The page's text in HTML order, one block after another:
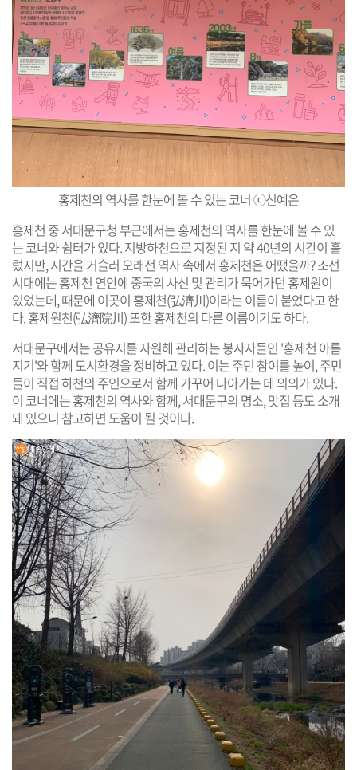
홍제천의 역사를 한눈에 볼 수 있는 코너 ⓒ신예은
홍제천 중 서대문구청 부근에서는 홍제천의 역사를 한눈에 볼 수 있
는 코너와 쉼터가 있다. 지방하천으로 지정된 지 약 40년의 시간이 흘
렀지만, 시간을 거슬러 오래전 역사 속에서 홍제천은 어땠을까? 조선
시대에는 홍제천 연안에 중국의 사신 및 관리가 묵어가던 홍제원이
있었는데, 때문에 이곳이 홍제천(弘濟川)이라는 이름이 붙었다고 한
다. 홍제원천(弘濟院川) 또한 홍제천의 다른 이름이기도 하다.
서대문구에서는 공유지를 자원해 관리하는 봉사자들인 '홍제천 아름
지기'와 함께 도시환경을 정비하고 있다. 이는 주민 참여를 높여, 주민
들이 직접 하천의 주인으로서 함께 가꾸어 나아가는 데 의의가 있다.
이 코너에는 홍제천의 역사와 함께, 서대문구의 명소, 맛집 등도 소개
돼 있으니 참고하면 도움이 될 것이다.